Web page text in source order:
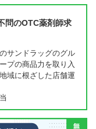
問のOTC薬剤師求
サンドラッグのグル
プの商品力を取り入
域に根ざした店舗運